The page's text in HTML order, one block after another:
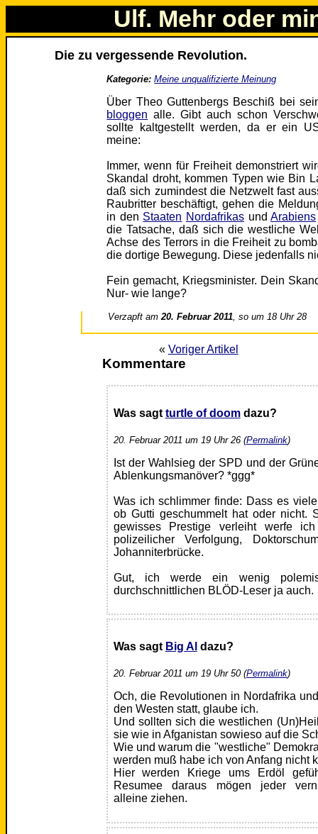
Ulf. Mehr oder
Die zu vergessende Revolution.
Kategorie: Meine unqualifizierte Meinung
Über Theo Guttenbergs Beschiß bei
bloggen alle. Gibt auch schon
sollte kaltgestellt werden, da er ein
meine:
Immer, wenn für Freiheit demonstriert
Skandal droht, kommen Typen wie Bin
daß sich zumindest die Netzwelt fast
Raubritter beschäftigt, gehen die
in den Staaten NordafrikasundArabiens
die Tatsache, daß sich die westliche
Achse des Terrors in die Freiheit zu
die dortige Bewegung. Diese jedenfalls
Fein gemacht, Kriegsminister. Dein
Nur- wie lange?
Verzapft am20. Februar 2011, so um 18 Uhr 28
« Voriger Artikel
Kommentare
Was sagt turtle of doomdazu?
20. Februar 2011 um 19 Uhr 26 (Permalink)
Ist der Wahlsieg der SPD und der
Ablenkungsmanöver? *ggg*
Was ich schlimmer finde: Dass es
ob Gutti geschummelt hat oder nicht.
gewisses Prestige verleiht werfe
polizeilicher Verfolgung,
Johanniterbrücke.
Gut, ich werde ein wenig
durchschnittlichen BLÖD-Leser ja auch.
Was sagt Big Al dazu?
20. Februar 2011 um 19 Uhr 50 (Permalink)
Och, die Revolutionen in Nordafrika
den Westen statt, glaube ich.
Und sollten sich die westlichen
sie wie in Afganistan sowieso auf die
Wie und warum die "westliche"
werden muß habe ich von Anfang nicht
Hier werden Kriege ums Erdöl
Resumee daraus mögen jeder
alleine ziehen.